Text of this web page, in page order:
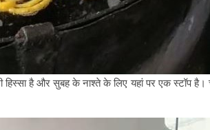
है और सुबह के नाश्ते के लिए यहां पर एक स्टॉप है।